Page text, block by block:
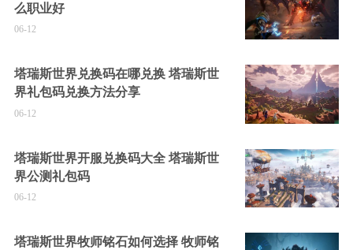
么职业好
06-12
塔瑞斯世界兑换码在哪兑换 塔瑞斯世
界礼包码兑换方法分享
06-12
塔瑞斯世界开服兑换码大全 塔瑞斯世
界公测礼包码
06-12
塔瑞斯世界牧师铭石如何选择 牧师铭